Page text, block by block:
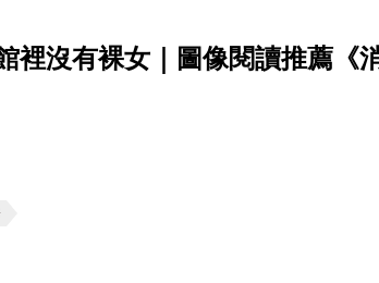
裡沒有裸女｜圖像閱讀推薦《